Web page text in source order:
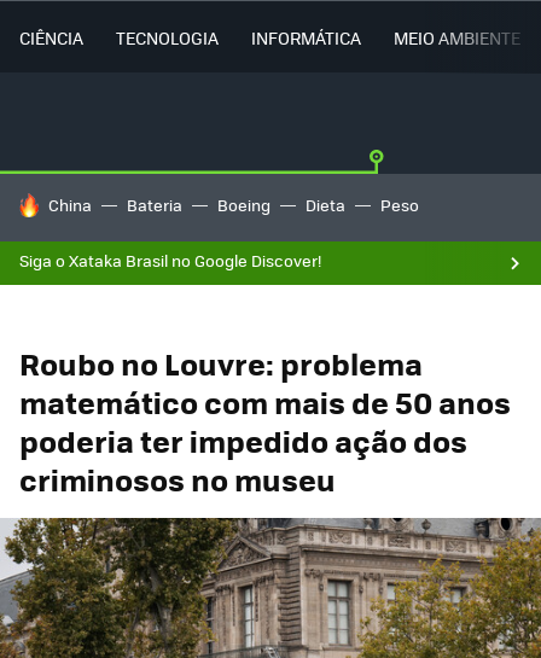
CIÊNCIA TECNOLOGIA INFORMÁTICA MEIO AMBIENTE
TENDÊNCIAS DO DIA
China Bateria Boeing Dieta Peso
Siga o Xataka Brasil no Google Discover!
Roubo no Louvre: problema
matemático com mais de 50 anos
poderia ter impedido ação dos
criminosos no museu